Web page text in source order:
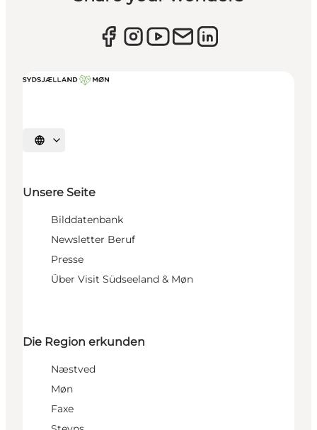
Sprache auswählen
Unsere Seite
Bilddatenbank
Newsletter Beruf
Presse
Über Visit Südseeland & Møn
Die Region erkunden
Næstved
Møn
Faxe